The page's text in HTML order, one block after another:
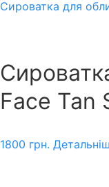
Сироватка для
Face Tan
1800 грн.